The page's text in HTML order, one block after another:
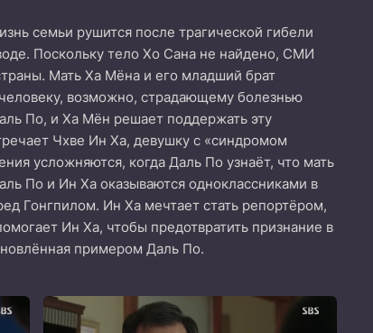
семьи рушится после трагической гибели
Поскольку тело Хо Сана не найдено, СМИ
Мать Ха Мёна и его младший брат
возможно, страдающему болезнью
По, и Ха Мён решает поддержать эту
Чхве Ин Ха, девушку с «синдромом
усложняются, когда Даль По узнаёт, что мать
По и Ин Ха оказываются одноклассниками в
Гонгпилом. Ин Ха мечтает стать репортёром,
Ин Ха, чтобы предотвратить признание в
примером Даль По.